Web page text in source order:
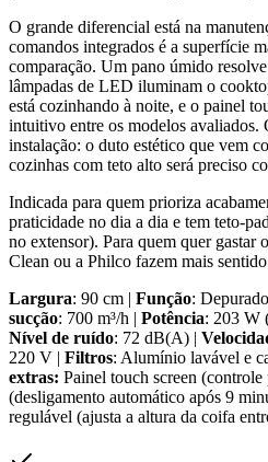
O grande diferencial está na
comandos integrados é a superfície
comparação. Um pano úmido
lâmpadas de LED iluminam o
está cozinhando à noite, e o painel
intuitivo entre os modelos avaliados.
instalação: o duto estético que vem
cozinhas com teto alto será preciso
Indicada para quem prioriza
praticidade no dia a dia e tem teto-
no extensor). Para quem quer gastar
Clean ou a Philco fazem mais
Largura: 90 cm | Função:
sucção: 700 m³/h | Potência: 203 W
Nível de ruído: 72 dB(A) |
220 V | Filtros: Alumínio lavável e
extras: Painel touch screen
(desligamento automático após 9
regulável (ajusta a altura da coifa